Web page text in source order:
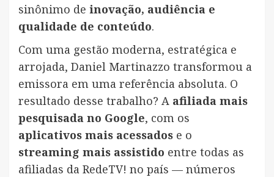
sinônimo de inovação, audiência e
qualidade de conteúdo.
Com uma gestão moderna, estratégica e
arrojada, Daniel Martinazzo transformou a
emissora em uma referência absoluta. O
resultado desse trabalho? A afiliada mais
pesquisada no Google, com os
aplicativos mais acessados e o
streaming mais assistido entre todas as
afiliadas da RedeTV! no país — números